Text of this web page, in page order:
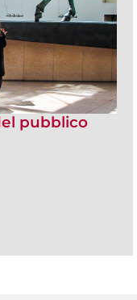
pubblico